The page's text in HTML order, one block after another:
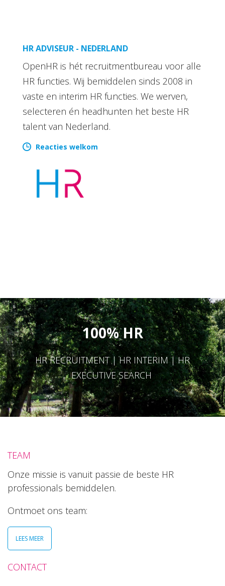
HR ADVISEUR - NEDERLAND
OpenHR is hét recruitmentbureau voor alle
HR functies. Wij bemiddelen sinds 2008 in
vaste en interim HR functies. We werven,
selecteren én headhunten het beste HR
talent van Nederland.
Reacties welkom
100% HR
HR RECRUITMENT | HR INTERIM | HR
EXECUTIVE SEARCH
TEAM
Onze missie is vanuit passie de beste HR
professionals bemiddelen.
Ontmoet ons team:
LEES MEER
CONTACT